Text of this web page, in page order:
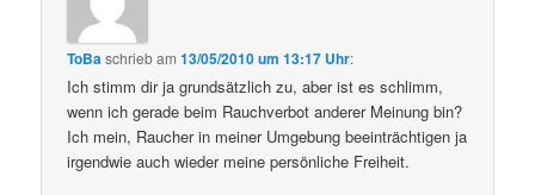
ToBaschriebam13/05/2010 um 13:17 Uhr:
Ich stimm dir ja grundsätzlich zu, aber ist es schlimm,
wenn ich gerade beim Rauchverbot anderer Meinung bin?
Ich mein, Raucher in meiner Umgebung beeinträchtigen ja
irgendwie auch wieder meine persönliche Freiheit.